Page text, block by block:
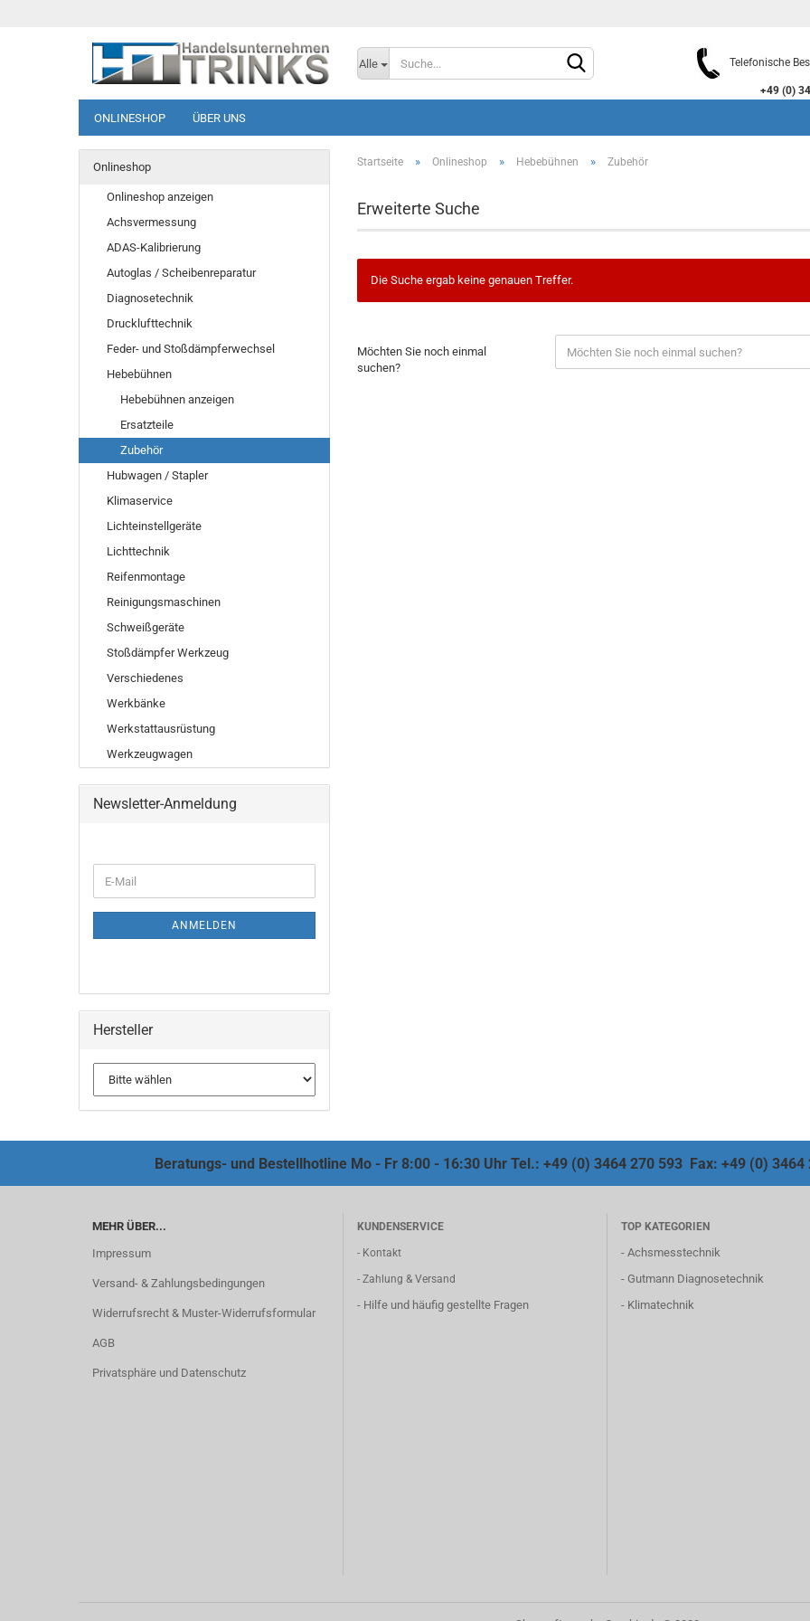
Konto
Alle Telefonische
+49 (0)
ONLINESHOP ÜBER UNS
Startseite » Onlineshop » Hebebühnen » Zubehör
Erweiterte Suche
Die Suche ergab keine genauen Treffer.
Möchten Sie noch einmal
suchen?
Onlineshop
Onlineshop anzeigen
Achsvermessung
ADAS-Kalibrierung
Autoglas / Scheibenreparatur
Diagnosetechnik
Drucklufttechnik
Feder- und Stoßdämpferwechsel
Hebebühnen
Hebebühnen anzeigen
Ersatzteile
Zubehör
Hubwagen / Stapler
Klimaservice
Lichteinstellgeräte
Lichttechnik
Reifenmontage
Reinigungsmaschinen
Schweißgeräte
Stoßdämpfer Werkzeug
Verschiedenes
Werkbänke
Werkstattausrüstung
Werkzeugwagen
Newsletter-Anmeldung
ANMELDEN
Hersteller
Beratungs- und Bestellhotline Mo - Fr 8:00 - 16:30 Uhr Tel.: +49 (0) 3464 270 593 Fax: +49 (0)
MEHR ÜBER...
Impressum
Versand- & Zahlungsbedingungen
Widerrufsrecht & Muster-Widerrufsformular
AGB
Privatsphäre und Datenschutz
KUNDENSERVICE
- Kontakt
- Zahlung & Versand
- Hilfe und häufig gestellte Fragen
TOP KATEGORIEN
- Achsmesstechnik
- Gutmann Diagnosetechnik
- Klimatechnik